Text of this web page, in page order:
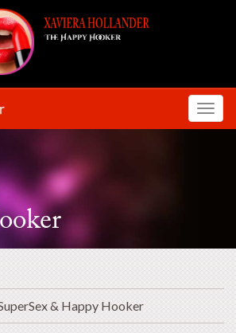
& Happy Hooker